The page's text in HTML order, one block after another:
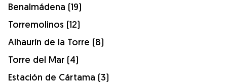
Benalmádena (19)
Torremolinos (12)
Alhaurín de la Torre (8)
Torre del Mar (4)
Estación de Cártama (3)